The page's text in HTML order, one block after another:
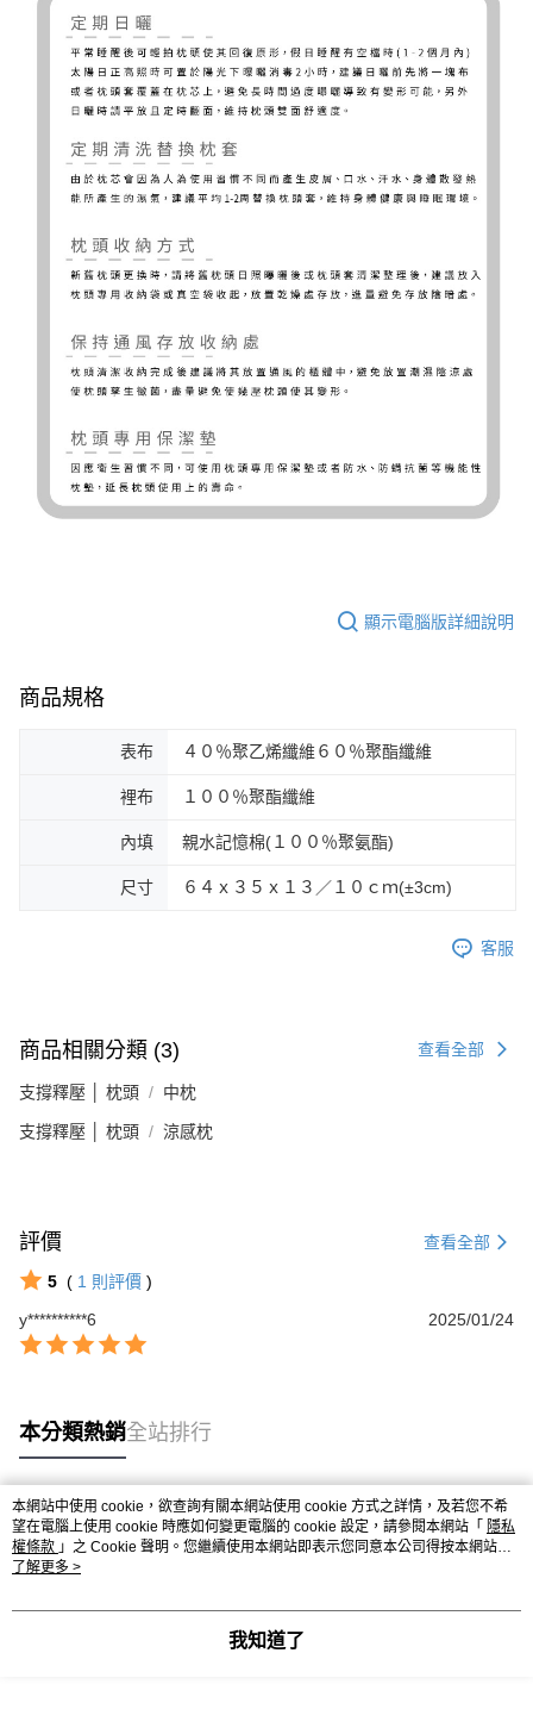
顯示電腦版詳細說明
商品規格
表布 ４０％聚乙烯纖維６０％聚酯纖維
裡布 １００％聚酯纖維
內填 親水記憶棉(１００％聚氨酯)
尺寸 ６４ｘ３５ｘ１３／１０ｃｍ(±3cm)
客服
商品相關分類 (3) 查看全部
支撐釋壓 │ 枕頭 中枕
支撐釋壓 │ 枕頭 涼感枕
評價 查看全部
5 ( 1 則評價 )
y**********6
2025/01/24
本分類熱銷全站排行
熱門標籤
本網站中使用 cookie，欲查詢有關本網站使用 cookie 方式之詳情，及若您不希
望在電腦上使用 cookie 時應如何變更電腦的 cookie 設定，請參閱本網站「 隱私
權條款 」之 Cookie 聲明。您繼續使用本網站即表示您同意本公司得按本網站使
用條款之 Cookie 聲明使用 cookie。
了解更多 >
我知道了